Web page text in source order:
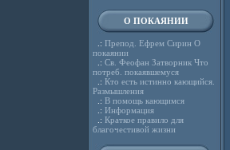
О ПОКАЯНИИ
.: Препод. Ефрем Сирин О
покаянии
.: Св. Феофан Затворник Что
потреб. покаявшемуся
.: Кто есть истинно кающийся.
Размышления
.: В помощь кающимся
.: Информация
.: Краткое правило для
благочестивой жизни